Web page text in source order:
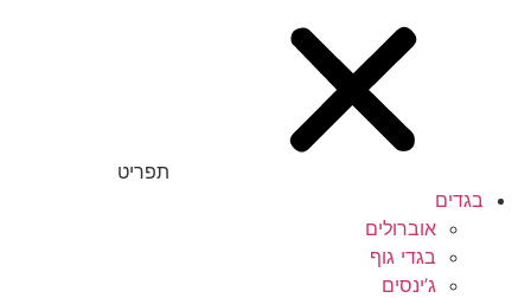
תפריט
בגדים
אוברולים
בגדי גוף
ג’ינסים